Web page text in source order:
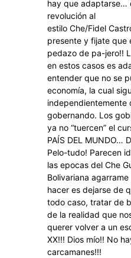
hay que adaptarse…
revolución al
estilo Che/Fidel
presente y fijate que
pedazo de pa-jero!!
en estos casos es
entender que no se
economía, la cual
independientemente
gobernando. Los
ya no “tuercen” el
PAÍS DEL MUNDO…
Pelo-tudo! Parecen
las epocas del Che
Bolivariana
hacer es dejarse de
todo caso, tratar de
de la realidad que
querer volver a un
XX!!! Dios mío!! No
carcamanes!!!